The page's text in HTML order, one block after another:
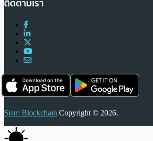
ติดตามเรา
Siam Blockchain Copyright © 2026.